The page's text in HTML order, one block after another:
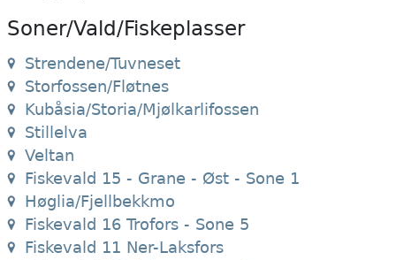
Soner/Vald/Fiskeplasser
Strendene/Tuvneset
Storfossen/Fløtnes
Kubåsia/Storia/Mjølkarlifossen
Stillelva
Veltan
Fiskevald 15 - Grane - Øst - Sone 1
Høglia/Fjellbekkmo
Fiskevald 16 Trofors - Sone 5
Fiskevald 11 Ner-Laksfors